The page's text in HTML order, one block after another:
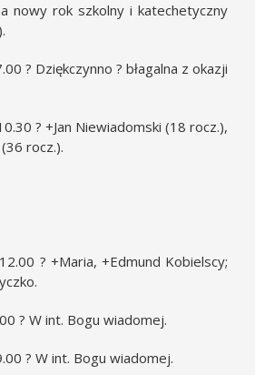
nowy rok szkolny i katechetyczny
? Dziękczynno ? błagalna z okazji
? +Jan Niewiadomski (18 rocz.),
rocz.).
? +Maria, +Edmund Kobielscy;
? W int. Bogu wiadomej.
? W int. Bogu wiadomej.